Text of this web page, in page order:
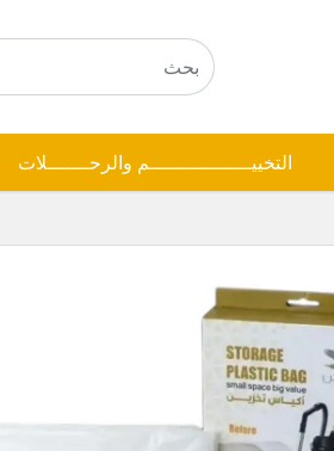
التخييـــــــــــــــــم والرحـــــــلات